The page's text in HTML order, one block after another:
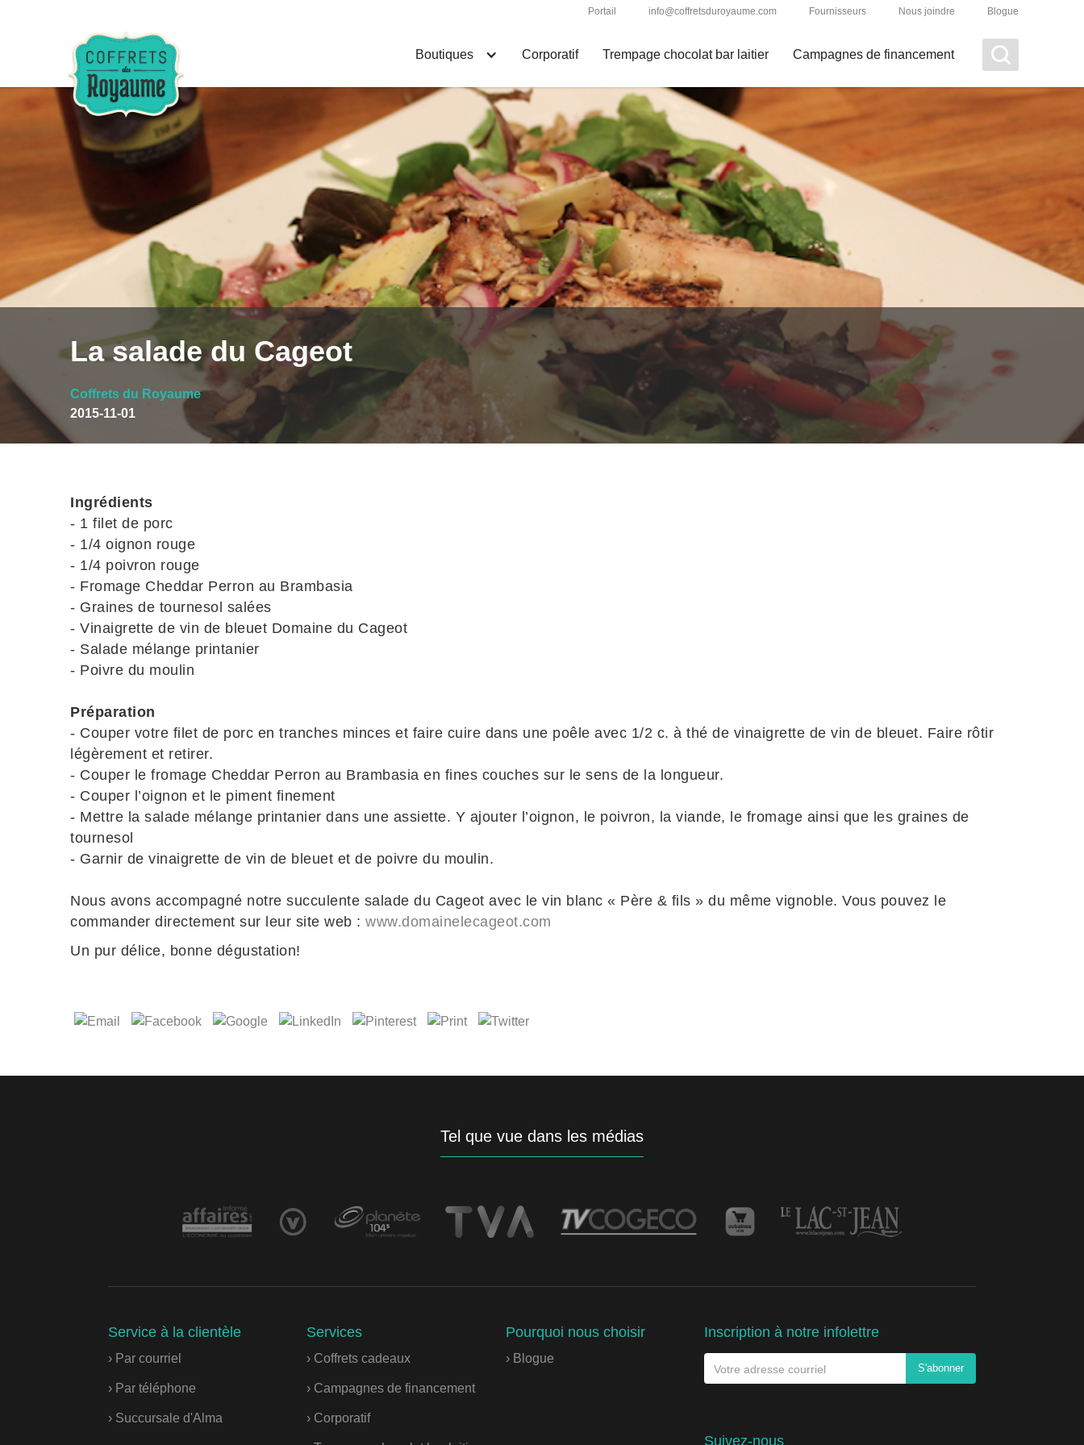
Boutiques Corporatif Trempage chocolat bar laitier Campagnes de financement
Portail info@coffretsduroyaume.com Fournisseurs Nous joindre Blogue
Please search something! :)
La salade du Cageot
Coffrets du Royaume
2015-11-01
Ingrédients
- 1 filet de porc
- 1/4 oignon rouge
- 1/4 poivron rouge
- Fromage Cheddar Perron au Brambasia
- Graines de tournesol salées
- Vinaigrette de vin de bleuet Domaine du Cageot
- Salade mélange printanier
- Poivre du moulin
Préparation
- Couper votre filet de porc en tranches minces et faire cuire dans une poêle avec 1/2 c. à thé de vinaigrette de vin de bleuet. Faire rôtir
légèrement et retirer.
- Couper le fromage Cheddar Perron au Brambasia en fines couches sur le sens de la longueur.
- Couper l’oignon et le piment finement
- Mettre la salade mélange printanier dans une assiette. Y ajouter l’oignon, le poivron, la viande, le fromage ainsi que les graines de
tournesol
- Garnir de vinaigrette de vin de bleuet et de poivre du moulin.
Nous avons accompagné notre succulente salade du Cageot avec le vin blanc « Père & fils » du même vignoble. Vous pouvez le
commander directement sur leur site web : www.domainelecageot.com
Un pur délice, bonne dégustation!
Tel que vue dans les médias
Service à la clientèle
› Par courriel
› Par téléphone
› Succursale d'Alma
Services
› Coffrets cadeaux
› Campagnes de financement
› Corporatif
Pourquoi nous choisir
› Blogue
Inscription à notre infolettre
Suivez-nous